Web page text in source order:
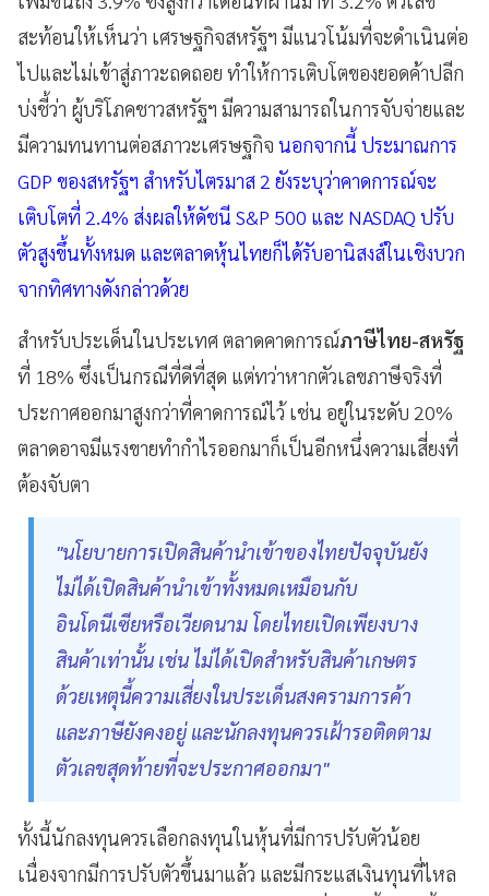
สะท้อนให้เห็นว่า เศรษฐกิจสหรัฐฯ มีแนวโน้มที่จะดำเนินต่อ
ไปและไม่เข้าสู่ภาวะถดถอย ทำให้การเติบโตของยอดค้าปลีก
บ่งชี้ว่า ผู้บริโภคชาวสหรัฐฯ มีความสามารถในการจับจ่ายและ
มีความทนทานต่อสภาวะเศรษฐกิจ นอกจากนี้ ประมาณการ
GDP ของสหรัฐฯ สำหรับไตรมาส 2 ยังระบุว่าคาดการณ์จะ
เติบโตที่ 2.4% ส่งผลให้ดัชนี S&P 500 และ NASDAQ ปรับ
ตัวสูงขึ้นทั้งหมด และตลาดหุ้นไทยก็ได้รับอานิสงส์ในเชิงบวก
จากทิศทางดังกล่าวด้วย
สำหรับประเด็นในประเทศ ตลาดคาดการณ์ภาษีไทย-สหรัฐ
ที่ 18% ซึ่งเป็นกรณีที่ดีที่สุด แต่ทว่าหากตัวเลขภาษีจริงที่
ประกาศออกมาสูงกว่าที่คาดการณ์ไว้ เช่น อยู่ในระดับ 20%
ตลาดอาจมีแรงขายทำกำไรออกมาก็เป็นอีกหนึ่งความเสี่ยงที่
ต้องจับตา
"นโยบายการเปิดสินค้านำเข้าของไทยปัจจุบันยัง
ไม่ได้เปิดสินค้านำเข้าทั้งหมดเหมือนกับ
อินโดนีเซียหรือเวียดนาม โดยไทยเปิดเพียงบาง
สินค้าเท่านั้น เช่น ไม่ได้เปิดสำหรับสินค้าเกษตร
ด้วยเหตุนี้ความเสี่ยงในประเด็นสงครามการค้า
และภาษียังคงอยู่ และนักลงทุนควรเฝ้ารอติดตาม
ตัวเลขสุดท้ายที่จะประกาศออกมา"
ทั้งนี้นักลงทุนควรเลือกลงทุนในหุ้นที่มีการปรับตัวน้อย
เนื่องจากมีการปรับตัวขึ้นมาแล้ว และมีกระแสเงินทุนที่ไหล